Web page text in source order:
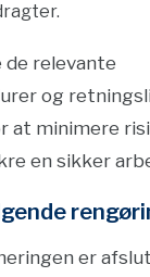
relevante
og
at minimere
en sikker
er